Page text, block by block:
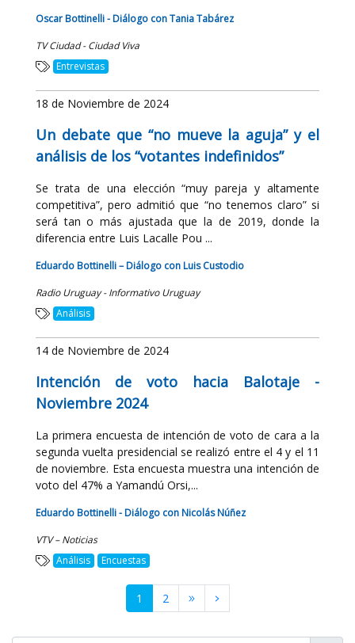
Oscar Bottinelli - Diálogo con Tania Tabárez
TV Ciudad - Ciudad Viva
Entrevistas
18 de Noviembre de 2024
Un debate que “no mueve la aguja” y el
análisis de los “votantes indefinidos”
Se trata de una elección “muy pareja y altamente
competitiva”, pero admitió que “no tenemos claro” si
será tan o más ajustada que la de 2019, donde la
diferencia entre Luis Lacalle Pou ...
Eduardo Bottinelli – Diálogo con Luis Custodio
Radio Uruguay - Informativo Uruguay
Análisis
14 de Noviembre de 2024
Intención de voto hacia Balotaje -
Noviembre 2024
La primera encuesta de intención de voto de cara a la
segunda vuelta presidencial se realizó entre el 4 y el 11
de noviembre. Esta encuesta muestra una intención de
voto del 47% a Yamandú Orsi,...
Eduardo Bottinelli - Diálogo con Nicolás Núñez
VTV – Noticias
Análisis
Encuestas
1 2